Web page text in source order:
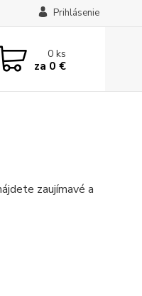
Prihlásenie
0ks
za 0 €
zaujímavé a